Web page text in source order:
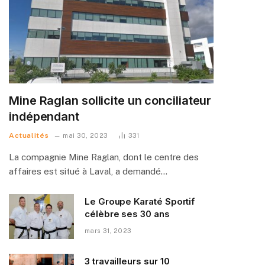
Mine Raglan sollicite un conciliateur
indépendant
Actualités mai 30, 2023 331
La compagnie Mine Raglan, dont le centre des
affaires est situé à Laval, a demandé…
Le Groupe Karaté Sportif
célèbre ses 30 ans
mars 31, 2023
3 travailleurs sur 10